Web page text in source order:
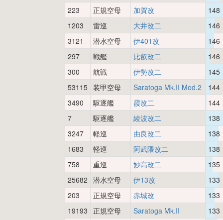
223
正規空母 加賀改
148
1203
雷巡 大井改二
146
3121
潜水空母 伊401改
146
297
戦艦 比叡改二
146
300
航戦 伊勢改二
145
53115 装甲空母 Saratoga Mk.II Mod.2
144
3490
駆逐艦 霞改二
144
7
駆逐艦 綾波改二
138
3247
軽巡 由良改二
138
1683
軽巡 阿武隈改二
138
758
重巡 妙高改二
135
25682 潜水空母 伊13改
133
203
正規空母 赤城改
133
19193
正規空母 Saratoga Mk.II
133